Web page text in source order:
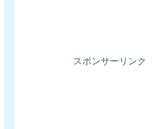
スポンサーリンク